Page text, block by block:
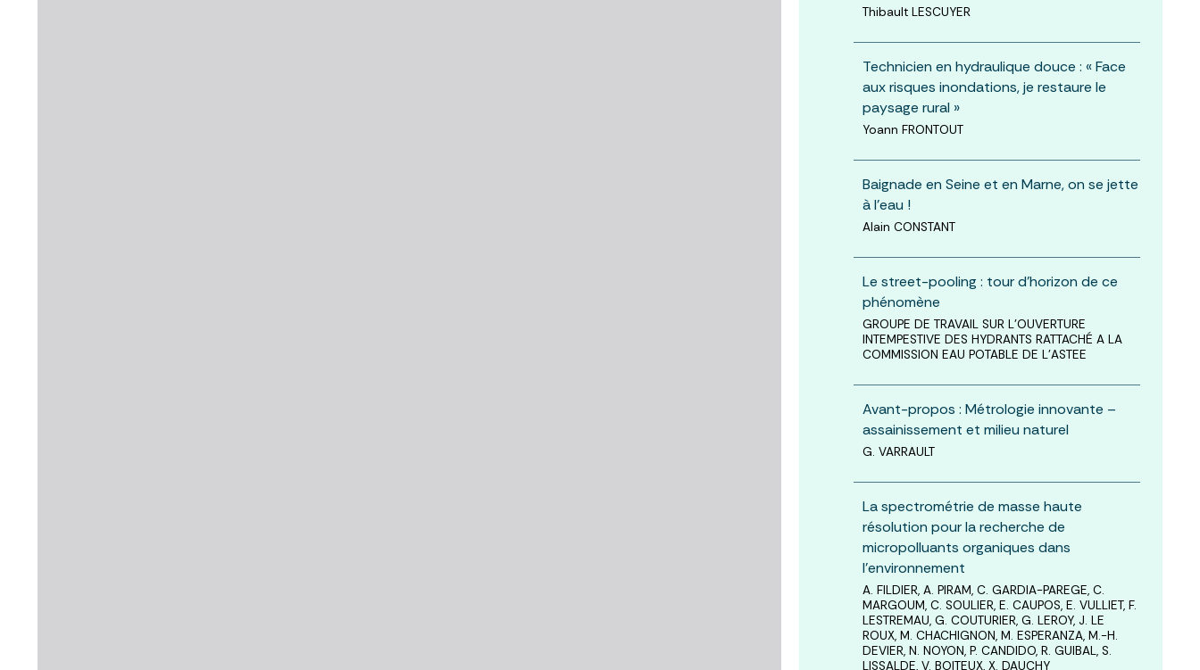
Thibault LESCUYER
Technicien en hydraulique douce : « Face
aux risques inondations, je restaure le
paysage rural »
Yoann FRONTOUT
Baignade en Seine et en Marne, on se jette
à l’eau !
Alain CONSTANT
Le street-pooling : tour d’horizon de ce
phénomène
GROUPE DE TRAVAIL SUR L’OUVERTURE
INTEMPESTIVE DES HYDRANTS RATTACHÉ A LA
COMMISSION EAU POTABLE DE L’ASTEE
Avant-propos : Métrologie innovante –
assainissement et milieu naturel
G. VARRAULT
La spectrométrie de masse haute
résolution pour la recherche de
micropolluants organiques dans
l’environnement
A. FILDIER, A. PIRAM, C. GARDIA-PAREGE, C.
MARGOUM, C. SOULIER, E. CAUPOS, E. VULLIET, F.
LESTREMAU, G. COUTURIER, G. LEROY, J. LE
ROUX, M. CHACHIGNON, M. ESPERANZA, M.-H.
DEVIER, N. NOYON, P. CANDIDO, R. GUIBAL, S.
LISSALDE, V. BOITEUX, X. DAUCHY